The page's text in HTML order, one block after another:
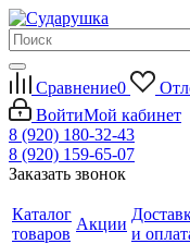
Сравнение0
ВойтиМой кабинет
8 (920) 180-32-43
8 (920) 159-65-07
Заказать звонок
Каталог
товаров
Акции
и